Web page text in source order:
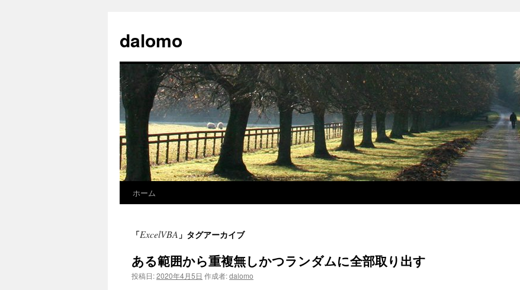
テ
ン
ス
キ
ッ
プ
dalomo
ホーム
「ExcelVBA 」タグアーカイブ
ある範囲から重複無しかつランダムに全部取り出す
投稿日:2020年4月5日 作成者:dalomo